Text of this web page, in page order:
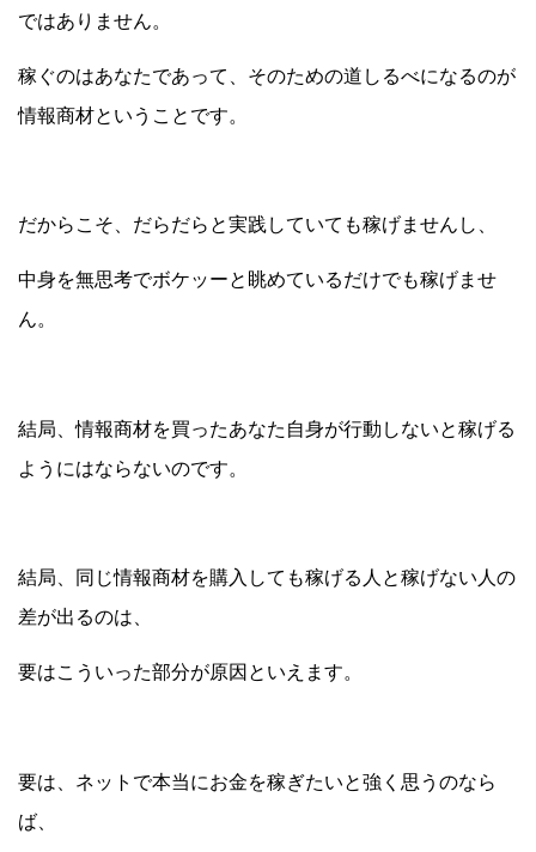
ではありません。
稼ぐのはあなたであって、そのための道しるべになるのが
情報商材ということです。
だからこそ、だらだらと実践していても稼げませんし、
中身を無思考でボケッーと眺めているだけでも稼げませ
ん。
結局、情報商材を買ったあなた自身が行動しないと稼げる
ようにはならないのです。
結局、同じ情報商材を購入しても稼げる人と稼げない人の
差が出るのは、
要はこういった部分が原因といえます。
要は、ネットで本当にお金を稼ぎたいと強く思うのなら
ば、